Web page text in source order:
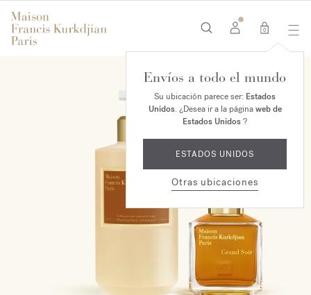
0
Envíos a todo el mundo
Su ubicación parece ser: Estados
Unidos. ¿Desea ir a la páginaweb de
Estados Unidos?
ESTADOS UNIDOS
Otras ubicaciones
EXCLUSIVO EN LÍNEA